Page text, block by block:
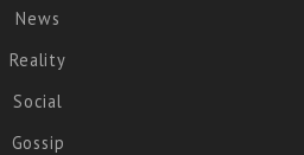
News
Reality
Social
Gossip